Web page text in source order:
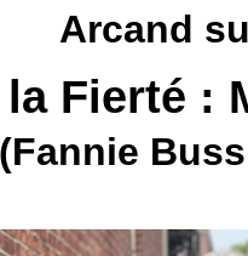
Arcand
Fierté :
(Fannie